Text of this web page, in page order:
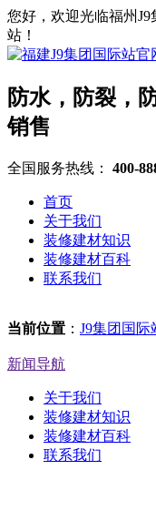
您好，欢迎光临福州
站！
防水，防裂，
销售
全国服务热线： 400-
首页
关于我们
装修建材知识
装修建材百科
联系我们
当前位置 ： J9集团国际
新闻导航
关于我们
装修建材知识
装修建材百科
联系我们